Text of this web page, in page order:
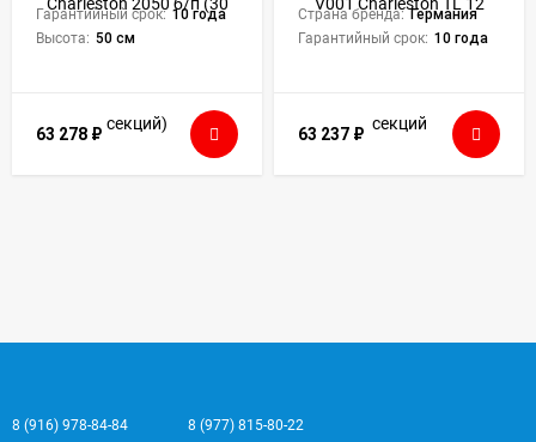
Гарантийный срок: 10 года
Высота: 50 см
63 278 ₽
Страна бренда: Германия
Гарантийный срок: 10 года
63 237 ₽
8 (916) 978-84-84 8 (977) 815-80-22